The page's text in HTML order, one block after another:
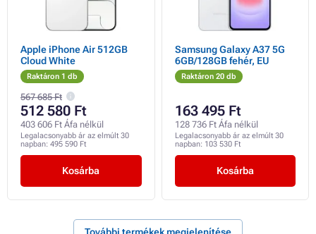
Apple iPhone Air 512GB
Cloud White
Raktáron 1 db
567 685 Ft
512 580 Ft
403 606 Ft Áfa nélkül
Legalacsonyabb ár az elmúlt 30
napban: 495 590 Ft
Kosárba
Samsung Galaxy A37 5G
6GB/128GB fehér, EU
Raktáron 20 db
163 495 Ft
128 736 Ft Áfa nélkül
Legalacsonyabb ár az elmúlt 30
napban: 103 530 Ft
Kosárba
További termékek megjelenítése